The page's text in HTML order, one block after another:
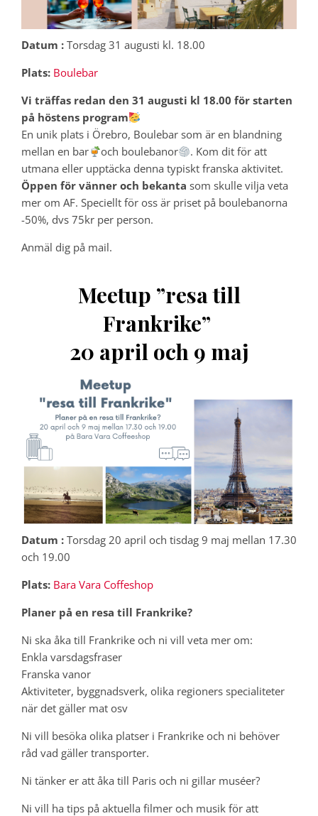
Datum : Torsdag 31 augusti kl. 18.00
Plats: Boulebar
Vi träffas redan den 31 augusti kl 18.00 för starten
på höstens program
En unik plats i Örebro, Boulebar som är en blandning
mellan en bar
och boulebanor
. Kom dit för att
utmana eller upptäcka denna typiskt franska aktivitet.
Öppen för vänner och bekanta som skulle vilja veta
mer om AF. Speciellt för oss är priset på boulebanorna
-50%, dvs 75kr per person.
Anmäl dig på mail.
Meetup ”resa till
Frankrike”
20 april och 9 maj
Datum : Torsdag 20 april och tisdag 9 maj mellan 17.30
och 19.00
Plats: Bara Vara Coffeshop
Planer på en resa till Frankrike?
Ni ska åka till Frankrike och ni vill veta mer om:
Enkla varsdagsfraser
Franska vanor
Aktiviteter, byggnadsverk, olika regioners specialiteter
när det gäller mat osv
Ni vill besöka olika platser i Frankrike och ni behöver
råd vad gäller transporter.
Ni tänker er att åka till Paris och ni gillar muséer?
Ni vill ha tips på aktuella filmer och musik för att